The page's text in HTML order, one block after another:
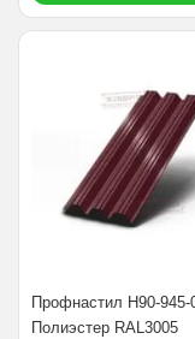
Профнастил Н90-945-
Полиэстер RAL3005